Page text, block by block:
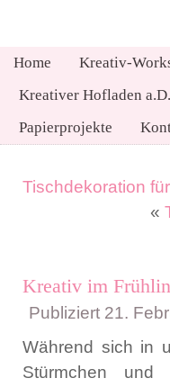
Home Kreativ-
Kreativer Hofladen a.D.
Papierprojekte
Tischdekoration
«
Kreativ im
Publiziert 21.
Während sich in
Stürmchen und